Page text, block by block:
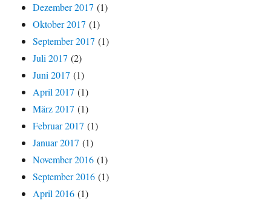
Dezember 2017 (1)
Oktober 2017 (1)
September 2017 (1)
Juli 2017 (2)
Juni 2017 (1)
April 2017 (1)
März 2017 (1)
Februar 2017 (1)
Januar 2017 (1)
November 2016 (1)
September 2016 (1)
April 2016 (1)